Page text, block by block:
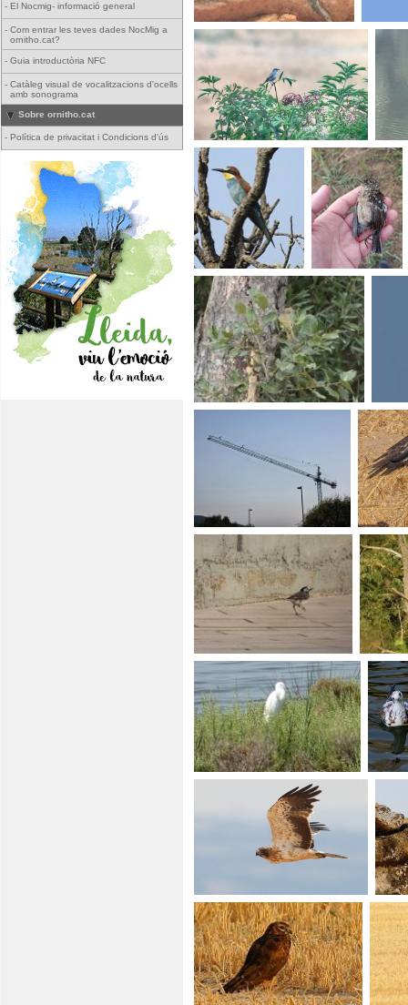
- El Nocmig- informació general
- Com entrar les teves dades NocMig a
ornitho.cat?
- Guia introductòria NFC
- Catàleg visual de vocalitzacions d'ocells
amb sonograma
Sobre ornitho.cat
- Política de privacitat i Condicions d'ús